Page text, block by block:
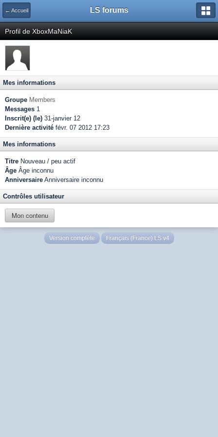
← Accueil LS forums
Profil de XboxMaNiaK
Mes informations
Groupe Members
Messages 1
Inscrit(e) (le) 31-janvier 12
Dernière activité févr. 07 2012 17:23
Mes informations
Titre Nouveau / peu actif
Âge Âge inconnu
Anniversaire Anniversaire inconnu
Contrôles utilisateur
Mon contenu
Version complète Français (France) LS v4